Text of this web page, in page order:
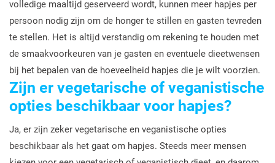
volledige maaltijd geserveerd wordt, kunnen meer hapjes per
persoon nodig zijn om de honger te stillen en gasten tevreden
te stellen. Het is altijd verstandig om rekening te houden met
de smaakvoorkeuren van je gasten en eventuele dieetwensen
bij het bepalen van de hoeveelheid hapjes die je wilt voorzien.
Zijn er vegetarische of veganistische
opties beschikbaar voor hapjes?
Ja, er zijn zeker vegetarische en veganistische opties
beschikbaar als het gaat om hapjes. Steeds meer mensen